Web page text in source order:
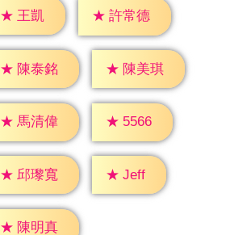
★ 王凱 ★ 許常德
★ 陳泰銘 ★ 陳美琪
★ 馬清偉 ★ 5566
★ 邱瓈寬 ★ Jeff
★ 陳明真